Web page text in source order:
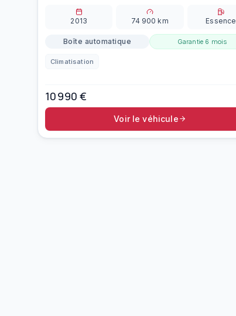
2013 74 900 km Essence
Boîte automatique Garantie 6 mois
Climatisation
10 990 €
Voir le véhicule